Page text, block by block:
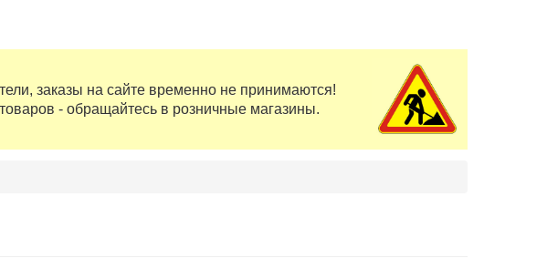
заказы на сайте временно не принимаются!
- обращайтесь в розничные магазины.